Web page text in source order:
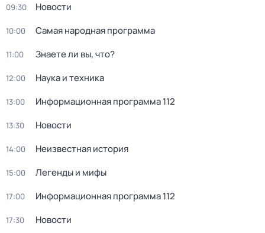
09:30 Новости
10:00 Самая народная программа
11:00 Знаете ли вы, что?
12:00 Наука и техника
13:00 Информационная программа 112
13:30 Новости
14:00 Неизвестная история
15:00 Легенды и мифы
17:00 Информационная программа 112
17:30 Новости